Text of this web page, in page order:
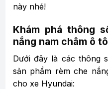
này nhé!
Khám phá thông
nắng nam châm ô
Dưới đây là các thông
sản phẩm rèm che
cho xe Hyundai: